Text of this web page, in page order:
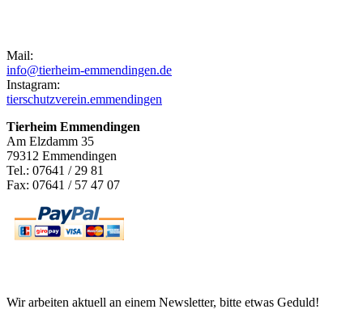
Mail:
info@tierheim-emmendingen.de
Instagram:
tierschutzverein.emmendingen
Tierheim Emmendingen
Am Elzdamm 35
79312 Emmendingen
Tel.: 07641 / 29 81
Fax: 07641 / 57 47 07
Wir arbeiten aktuell an einem Newsletter, bitte etwas Geduld!